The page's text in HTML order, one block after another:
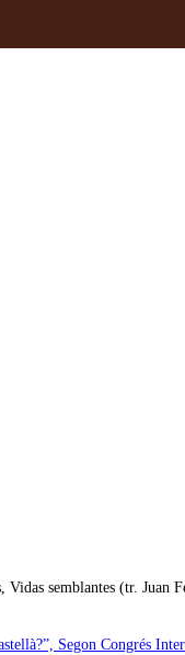
semblantes (tr. Juan
Segon Congrés